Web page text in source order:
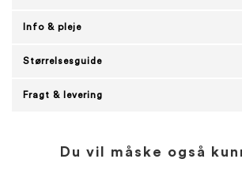
Info & pleje
Størrelsesguide
Fragt & levering
Du vil måske også